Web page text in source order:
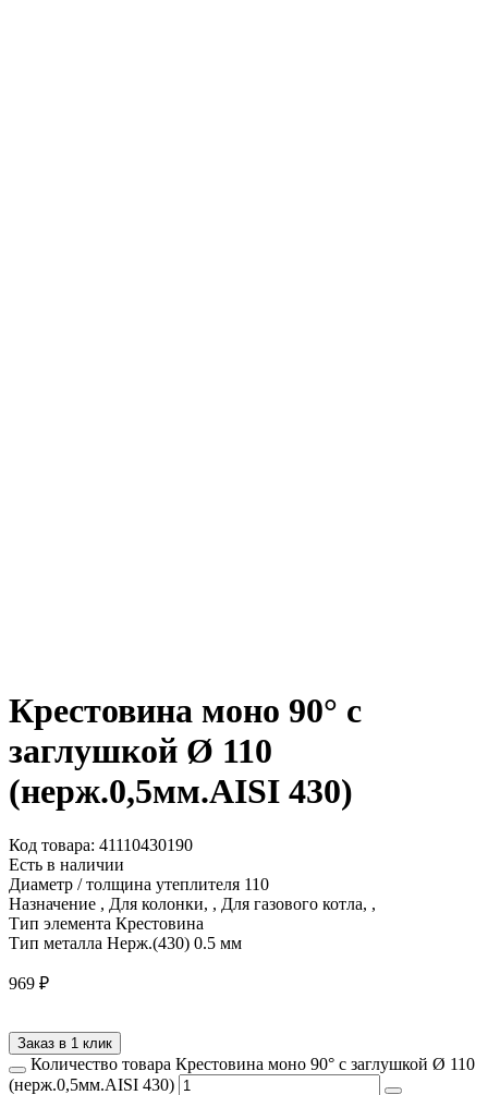
Крестовина моно 90° с
заглушкой Ø 110
(нерж.0,5мм.AISI 430)
Код товара: 41110430190
Есть в наличии
Диаметр / толщина утеплителя 110
Назначение , Для колонки, , Для газового котла, ,
Тип элемента Крестовина
Тип металла Нерж.(430) 0.5 мм
969 ₽
Заказ в 1 клик
Количество товара Крестовина моно 90° с заглушкой Ø 110
(нерж.0,5мм.AISI 430)